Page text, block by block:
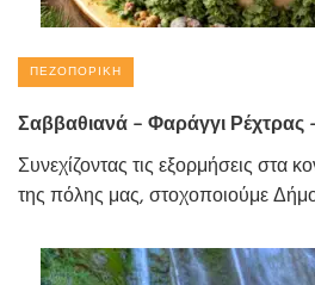
ΠΕΖΟΠΟΡΙΚΉ
Σαββαθιανά – Φαράγγι Ρέχτρας
Συνεχίζοντας τις εξορμήσεις στα
της πόλης μας, στοχοποιούμε